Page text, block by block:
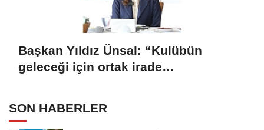
Başkan Yıldız Ünsal: “Kulübün
geleceği için ortak irade
SON HABERLER